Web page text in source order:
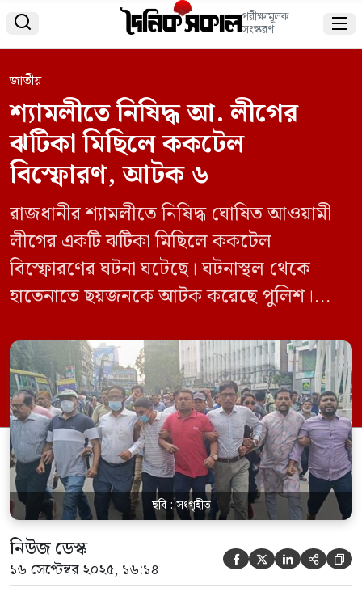
 পরীক্ষামূলক
সংস্করণ 
জাতীয়
শ্যামলীতে নিষিদ্ধ আ. লীগের
ঝটিকা মিছিলে ককটেল
বিস্ফোরণ, আটক ৬
রাজধানীর শ্যামলীতে নিষিদ্ধ ঘোষিত আওয়ামী
লীগের একটি ঝটিকা মিছিলে ককটেল
বিস্ফোরণের ঘটনা ঘটেছে। ঘটনাস্থল থেকে
হাতেনাতে ছয়জনকে আটক করেছে পুলিশ।
শ্যামলী শিশুমেলা থেকে আগারগাঁও চক্ষু
হাসপাতালের সামনে প্রায় ৭০ থেকে ৮০ জন
নিয়ে ঝটিকা মিছিল বের করে সংগঠনটির কর্মীরা।
হঠাৎ এ মিছিল ঘিরে এলাকায় আতঙ্ক সৃষ্টি হয়।
শেরেবাংলা থানার […]
ছবি : সংগৃহীত
নিউজ ডেস্ক
১৬ সেপ্টেম্বর ২০২৫, ১৬:১৪     